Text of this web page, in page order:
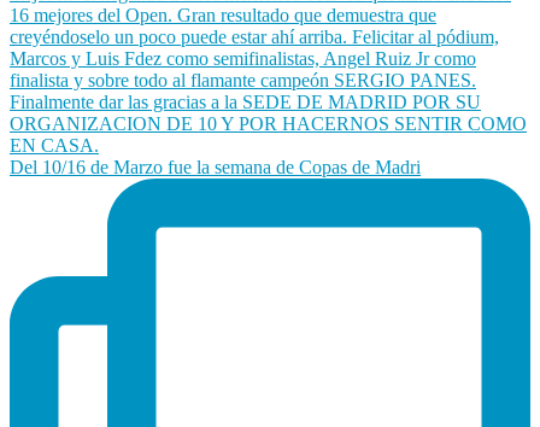
Del 10/16 de Marzo fue la semana de Copas de Madri